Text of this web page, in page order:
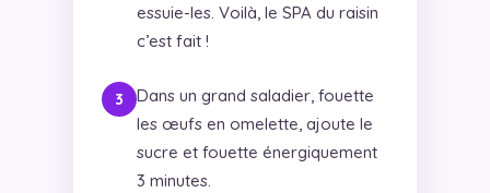
essuie-les. Voilà, le SPA du raisin
c’est fait !
Dans un grand saladier, fouette
les œufs en omelette, ajoute le
sucre et fouette énergiquement
3 minutes.